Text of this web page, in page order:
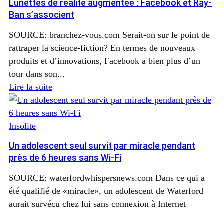
Lunettes de réalité augmentée : Facebook et Ray-
Ban s’associent
SOURCE: branchez-vous.com Serait-on sur le point de
rattraper la science-fiction? En termes de nouveaux
produits et d’innovations, Facebook a bien plus d’un
tour dans son...
Lire la suite
Insolite
Un adolescent seul survit par miracle pendant
près de 6 heures sans Wi-Fi
SOURCE: waterfordwhispersnews.com Dans ce qui a
été qualifié de «miracle», un adolescent de Waterford
aurait survécu chez lui sans connexion à Internet